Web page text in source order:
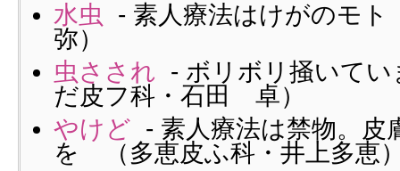
水虫 - 素人療法はけがのモ
弥）
虫さされ - ボリボリ掻いて
だ皮フ科・石田 卓）
やけど - 素人療法は禁物。皮
を （多恵皮ふ科・井上多恵